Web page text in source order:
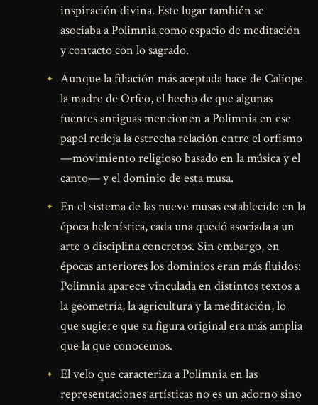
inspiración divina. Este lugar también se
asociaba a Polimnia como espacio de meditación
y contacto con lo sagrado.
Aunque la filiación más aceptada hace de Calíope
la madre de Orfeo, el hecho de que algunas
fuentes antiguas mencionen a Polimnia en ese
papel refleja la estrecha relación entre el orfismo
—movimiento religioso basado en la música y el
canto— y el dominio de esta musa.
En el sistema de las nueve musas establecido en la
época helenística, cada una quedó asociada a un
arte o disciplina concretos. Sin embargo, en
épocas anteriores los dominios eran más fluidos:
Polimnia aparece vinculada en distintos textos a
la geometría, la agricultura y la meditación, lo
que sugiere que su figura original era más amplia
que la que conocemos.
El velo que caracteriza a Polimnia en las
representaciones artísticas no es un adorno sino